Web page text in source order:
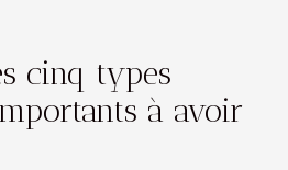
cinq types
à avoir